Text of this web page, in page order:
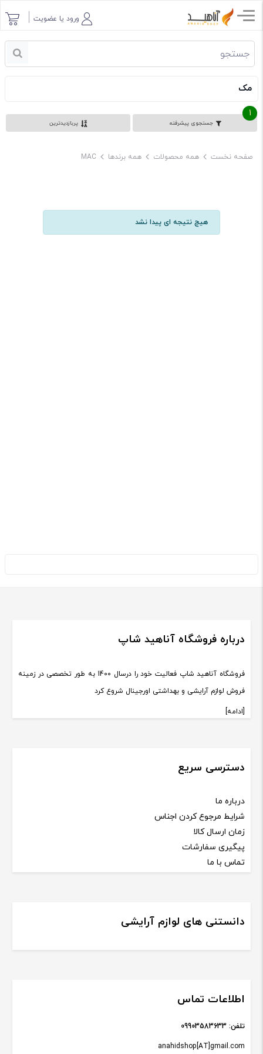
ورود یا عضویت
مک
جستجوی پیشرفته
1
پربازدیدترین
صفحه نخست همه محصولات همه برندها MAC
هیچ نتیجه ای پیدا نشد
درباره فروشگاه آناهید شاپ
فروشگاه آناهید شاپ فعالیت خود را درسال 1400 به طور تخصصی در زمینه
فروش لوازم آرایشی و بهداشتی اورجینال شروع کرد
[ادامه]
دسترسی سریع
درباره ما
شرایط مرجوع کردن اجناس
زمان ارسال کالا
پیگیری سفارشات
تماس با ما
دانستنی های لوازم آرایشی
اطلاعات تماس
anahidshop[AT]gmail.com
تلفن: 09903583633